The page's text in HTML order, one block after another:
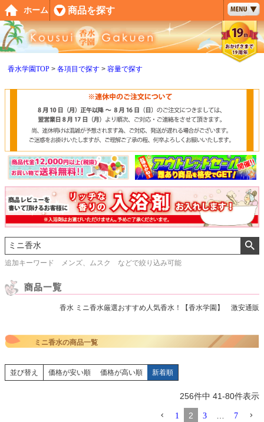
香水学園TOP 各項目で探す 容量で探す
追加キーワード メンズ、ムスク などで絞り込み可能
香水 ミニ香水厳選おすすめ人気香水！【香水学園】 激安通販
ミニ香水の商品一覧
並び替え 価格が安い順 価格が高い順 新着順
256件中 41-80件表示
1 2 3 … 7
ペー
ジト
ップ
へ
ホーム 商品を探す